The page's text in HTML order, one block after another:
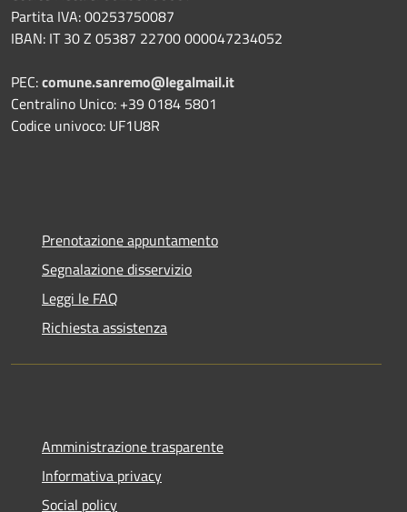
Partita IVA: 00253750087
IBAN: IT 30 Z 05387 22700 000047234052
PEC:comune.sanremo@legalmail.it
Centralino Unico: +39 0184 5801
Codice univoco: UF1U8R
Prenotazione appuntamento
Segnalazione disservizio
Leggi le FAQ
Richiesta assistenza
Amministrazione trasparente
Informativa privacy
Social policy